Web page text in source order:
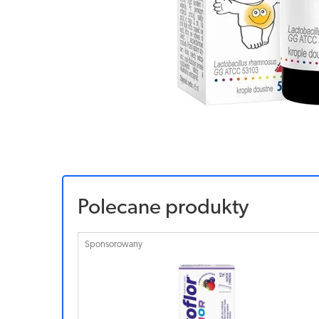
Polecane produkty
Sponsorowany